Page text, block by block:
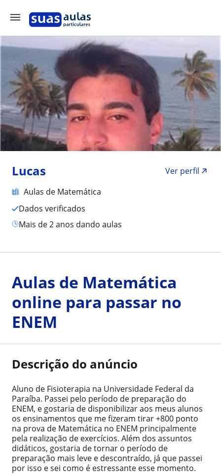
Lucas
Ver perfil
Aulas de Matemática
Dados verificados
mais de 2 anos dando aulas
Aulas de Matemática
online para passar no
ENEM
Descrição do anúncio
Aluno de Fisioterapia na Universidade Federal da
Paraíba. Passei pelo período de preparação do
ENEM, e gostaria de disponibilizar aos meus alunos
os ensinamentos que me fizeram tirar +800 ponto
na prova de Matemática no ENEM principalmente
pela realização de exercícios. Além dos assuntos
didáticos, gostaria de tornar o período de
preparação mais leve e descontraído, já que passei
por isso e sei como é estressante esse momento.